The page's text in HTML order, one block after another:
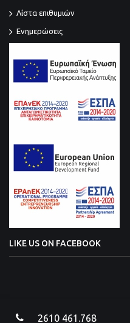
Λίστα επιθυμιών
Ενημερώσεις
LIKE US ON FACEBOOK
2610 461.768